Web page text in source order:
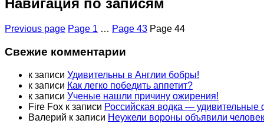
Навигация по записям
Previous page Page 1 … Page 43 Page 44
Свежие комментарии
к записи Удивительны в Англии бобры!
к записи Как легко победить аппетит?
к записи Ученые нашли причину ожирения!
Fire Fox к записи Российская водка — удивительные
Валерий к записи Неужели вороны объявили